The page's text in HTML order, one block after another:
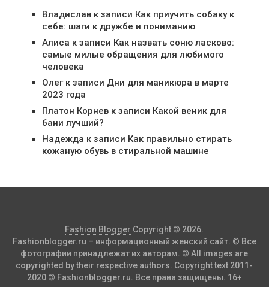
Владиславк записи Как приучить собаку к
себе: шаги к дружбе и пониманию
Алиса к записи Как назвать соню ласково:
самые милые обращения для любимого
человека
Олегк записи Дни для маникюра в марте
2023 года
Платон Корневк записи Какой веник для
бани лучший?
Надежда к записи Как правильно стирать
кожаную обувь в стиральной машине
Fashion Blogger Copyright © 2026.
Fashionblogger.ru – информационный женский сайт. © Все
фотографии принадлежат их авторам. © All images are
copyrighted by their respective authors. Copyright text 2011-
2020 © Fashionblogger.ru. Все права защищены. 16+